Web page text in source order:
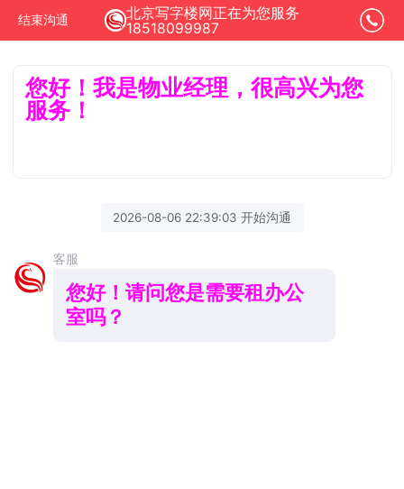
结束沟通
北京写字楼网正在为您服务
18518099987
您好！我是物业经理，很高兴为您
服务！
2026-08-06 22:39:03 开始沟通
客服
您好！请问您是需要租办公
室吗？